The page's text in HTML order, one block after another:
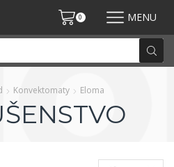
0 MENU
Konvektomaty Eloma